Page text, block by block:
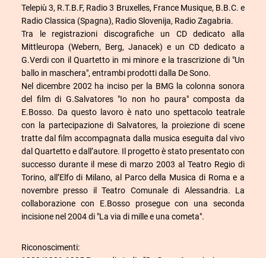
Telepiù 3, R.T.B.F, Radio 3 Bruxelles, France Musique, B.B.C. e
Radio Classica (Spagna), Radio Slovenija, Radio Zagabria.
Tra le registrazioni discografiche un CD dedicato alla
Mittleuropa (Webern, Berg, Janacek) e un CD dedicato a
G.Verdi con il Quartetto in mi minore e la trascrizione di "Un
ballo in maschera", entrambi prodotti dalla De Sono.
Nel dicembre 2002 ha inciso per la BMG la colonna sonora
del film di G.Salvatores "Io non ho paura" composta da
E.Bosso. Da questo lavoro è nato uno spettacolo teatrale
con la partecipazione di Salvatores, la proiezione di scene
tratte dal film accompagnata dalla musica eseguita dal vivo
dal Quartetto e dall’autore. Il progetto è stato presentato con
successo durante il mese di marzo 2003 al Teatro Regio di
Torino, all’Elfo di Milano, al Parco della Musica di Roma e a
novembre presso il Teatro Comunale di Alessandria. La
collaborazione con E.Bosso prosegue con una seconda
incisione nel 2004 di "La via di mille e una cometa".
Riconoscimenti: